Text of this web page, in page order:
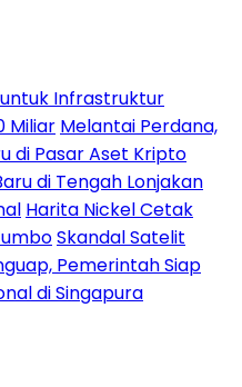
Infrastruktur
Miliar Melantai Perdana,
di Pasar Aset Kripto
di Tengah Lonjakan
Harita Nickel Cetak
Skandal Satelit
Pemerintah Siap
di Singapura